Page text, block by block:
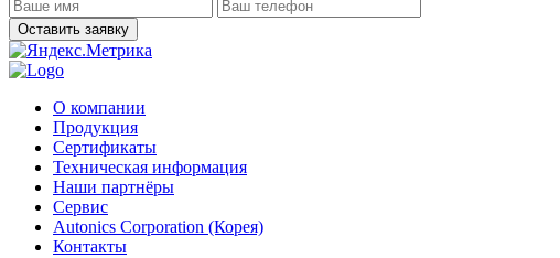
О компании
Продукция
Сертификаты
Техническая информация
Наши партнёры
Сервис
Autonics Corporation (Корея)
Контакты